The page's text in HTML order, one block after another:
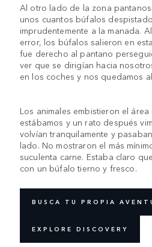
Al otro lado de la zona
unos cuantos búfalos
imprudentemente a la manada.
error, los búfalos salieron en
fue derecho al pantano
ver que se dirigían hacia
en los coches y nos quedamos
Los animales embistieron el
estábamos y un rato después
volvían tranquilamente y
lado. No mostraron el más
suculenta carne. Estaba claro
con un búfalo tierno y fresco.
BUSCA TU PROPIA
EXPLORE DISCOVERY